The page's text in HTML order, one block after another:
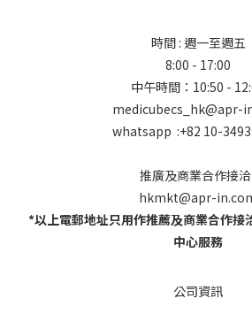
時間 : 週一至週五
8:00 - 17:00
中午時間：10:50 -
medicubecs_hk@apr-
whatsapp :+82 10-
推廣及商業合作接洽
hkmkt@apr-
*以上電郵地址只用作推薦及商業合作接
中心服務
公司資訊